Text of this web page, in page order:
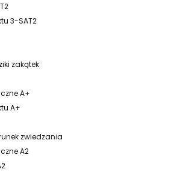
3-SAT2
zakątek
A+
A+
zwiedzania
A2